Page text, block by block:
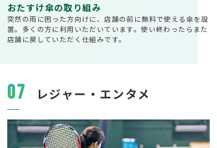
おたすけ傘の取り組み
突然の雨に困った方向けに、店舗の前に無料で使える傘を設
置。多くの方に利用いただいています。使い終わったらまた
店舗に戻していただく仕組みです。
07 レジャー・エンタメ